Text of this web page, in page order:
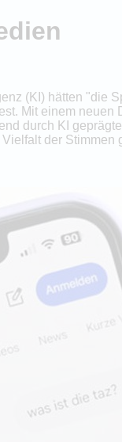
(KI) hätten "die
Mit einem
durch KI
der Stimmen